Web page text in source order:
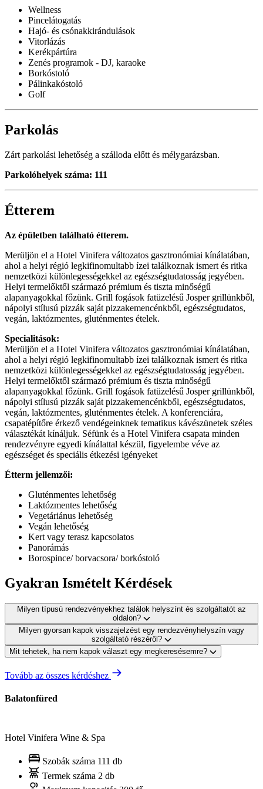
Wellness
Pincelátogatás
Hajó- és csónakkirándulások
Vitorlázás
Kerékpártúra
Zenés programok - DJ, karaoke
Borkóstoló
Pálinkakóstoló
Golf
Parkolás
Zárt parkolási lehetőség a szálloda előtt és mélygarázsban.
Parkolóhelyek száma: 111
Étterem
Az épületben található étterem.
Merüljön el a Hotel Vinifera változatos gasztronómiai kínálatában,
ahol a helyi régió legkifinomultabb ízei találkoznak ismert és ritka
nemzetközi különlegességekkel az egészségtudatosság jegyében.
Helyi termelőktől származó prémium és tiszta minőségű
alapanyagokkal főzünk. Grill fogások fatüzelésű Josper grillünkből,
nápolyi stílusú pizzák saját pizzakemencénkből, egészségtudatos,
vegán, laktózmentes, gluténmentes ételek.
Specialitások:
Merüljön el a Hotel Vinifera változatos gasztronómiai kínálatában,
ahol a helyi régió legkifinomultabb ízei találkoznak ismert és ritka
nemzetközi különlegességekkel az egészségtudatosság jegyében.
Helyi termelőktől származó prémium és tiszta minőségű
alapanyagokkal főzünk. Grill fogások fatüzelésű Josper grillünkből,
nápolyi stílusú pizzák saját pizzakemencénkből, egészségtudatos,
vegán, laktózmentes, gluténmentes ételek. A konferenciára,
csapatépítőre érkező vendégeinknek tematikus kávészünetek széles
választékát kínáljuk. Séfünk és a Hotel Vinifera csapata minden
rendezvényre egyedi kínálattal készül, figyelembe véve az
egészséget és speciális étkezési igényeket
Étterm jellemzői:
Gluténmentes lehetőség
Laktózmentes lehetőség
Vegetáriánus lehetőség
Vegán lehetőség
Kert vagy terasz kapcsolatos
Panorámás
Borospince/ borvacsora/ borkóstoló
Gyakran Ismételt Kérdések
Milyen típusú rendezvényekhez találok helyszínt és szolgáltatót az
oldalon?
Milyen gyorsan kapok visszajelzést egy rendezvényhelyszín vagy
szolgáltató részéről?
Mit tehetek, ha nem kapok választ egy megkeresésemre?
Tovább az összes kérdéshez
Balatonfüred
Hotel Vinifera Wine & Spa
Szobák száma 111 db
Termek száma 2 db